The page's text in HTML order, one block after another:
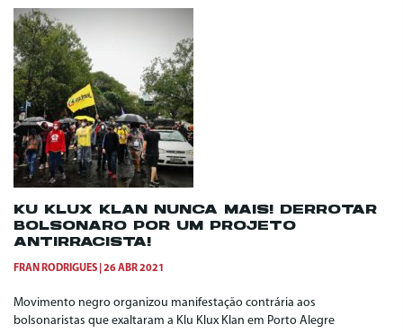
KU KLUX KLAN NUNCA MAIS! DERROTAR
BOLSONARO POR UM PROJETO
ANTIRRACISTA!
FRAN RODRIGUES 26 ABR 2021
Movimento negro organizou manifestação contrária aos
bolsonaristas que exaltaram a Klu Klux Klan em Porto Alegre